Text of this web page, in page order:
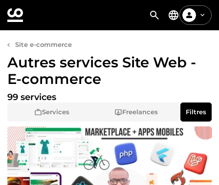
Site e-commerce
Autres services Site Web -
E-commerce
Services Freelances
99 services
Filtres